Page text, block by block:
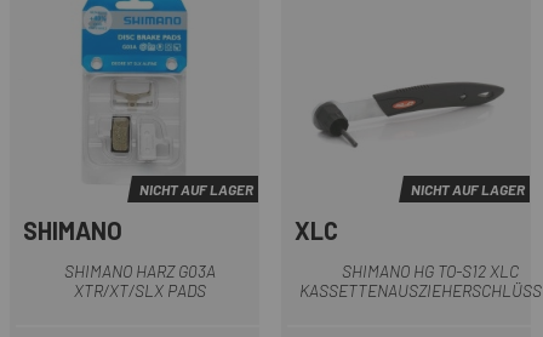
NICHT AUF LAGER
SHIMANO
SHIMANO HARZ G03A
XTR/XT/SLX PADS
NICHT AUF LAGER
XLC
SHIMANO HG TO-S12 XLC